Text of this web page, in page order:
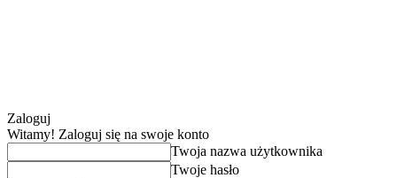
Zaloguj
Witamy! Zaloguj się na swoje konto
Twoja nazwa użytkownika
Twoje hasło